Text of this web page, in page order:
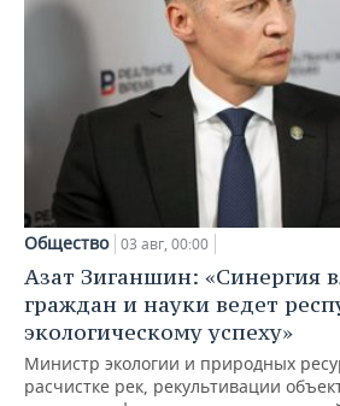
Общество 03 авг, 00:00
Азат Зиганшин: «Синергия
граждан и науки ведет
экологическому успеху»
Министр экологии и природных
расчистке рек, рекультивации